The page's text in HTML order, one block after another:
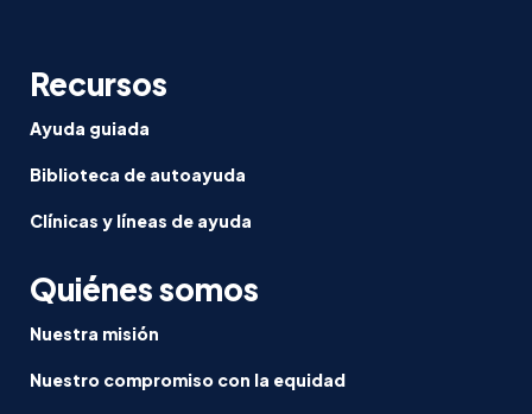
Recursos
Ayuda guiada
Biblioteca de autoayuda
Clínicas y líneas de ayuda
Quiénes somos
Nuestra misión
Nuestro compromiso con la equidad